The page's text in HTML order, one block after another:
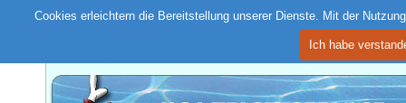
Cookies erleichtern die Bereitstellung unserer Dienste. Mit der
Ich habe